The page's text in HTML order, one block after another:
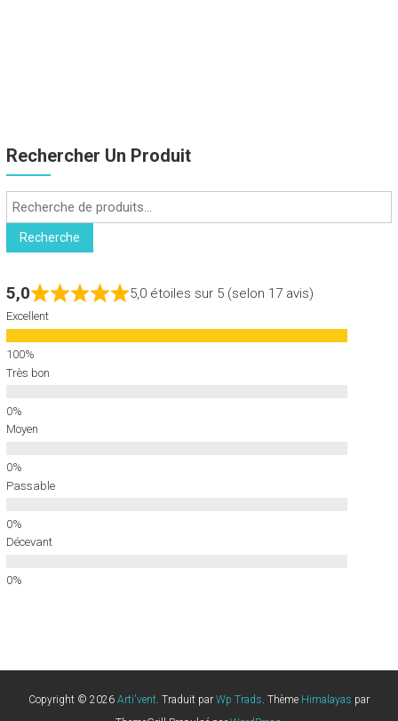
Rechercher Un Produit
Recherche
pour :
Recherche
5,0 5,0 étoiles sur 5 (selon 17 avis)
Excellent
Très bon
Moyen
Passable
Décevant
Copyright © 2026 Arti'vent. Traduit par Wp Trads. Thème Himalayas par